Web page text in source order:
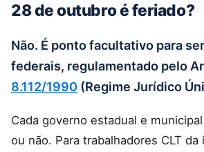
28 de outubro é feriado?
Não. É ponto facultativo para
federais, regulamentado pelo
8.112/1990 (Regime Jurídico
Cada governo estadual e
ou não. Para trabalhadores CLT da